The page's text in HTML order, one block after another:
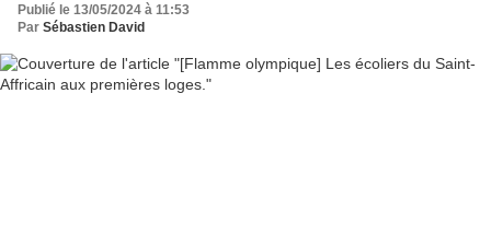
Publié le 13/05/2024 à 11:53
Par Sébastien David